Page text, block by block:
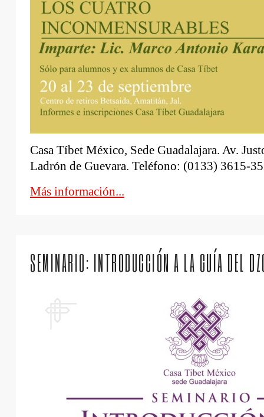
Casa Tíbet México, Sede Guadalajara. Av.
Ladrón de Guevara. Teléfono: (0133) 3615-
Más información...
SEMINARIO: INTRODUCCIÓN A LA GUÍA DEL